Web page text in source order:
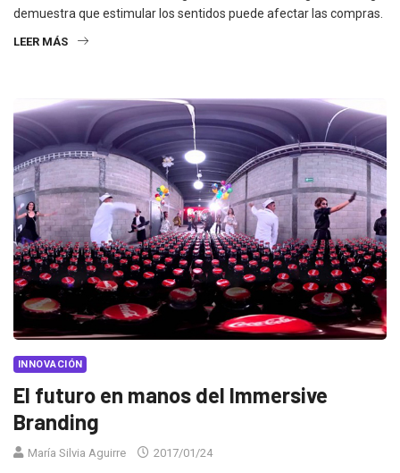
demuestra que estimular los sentidos puede afectar las compras.
LEER MÁS
INNOVACIÓN
El futuro en manos del Immersive
Branding
María Silvia Aguirre 2017/01/24